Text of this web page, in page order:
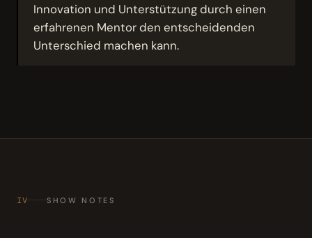
Innovation und Unterstützung durch einen
erfahrenen Mentor den entscheidenden
Unterschied machen kann.
IV SHOW NOTES